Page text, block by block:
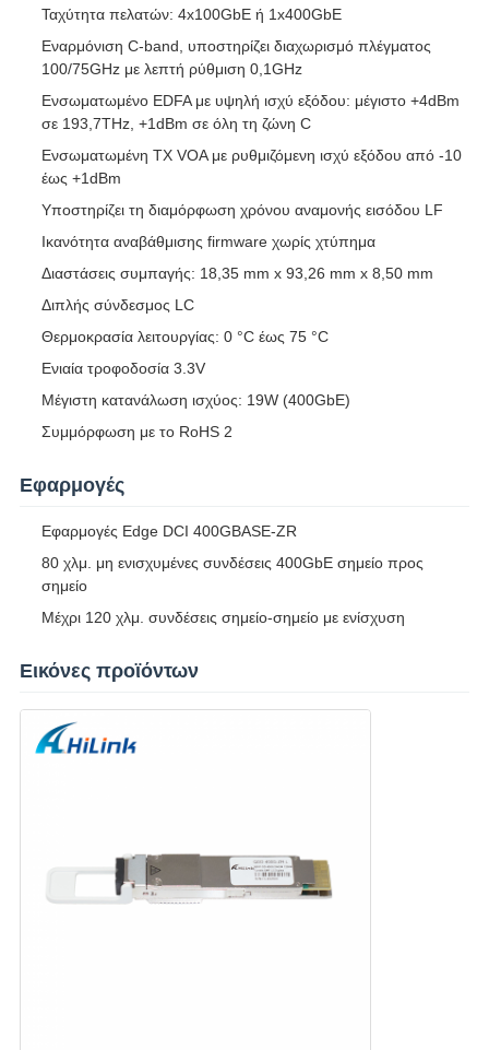
Ταχύτητα πελατών: 4x100GbE ή 1x400GbE
Εναρμόνιση C-band, υποστηρίζει διαχωρισμό πλέγματος
100/75GHz με λεπτή ρύθμιση 0,1GHz
Ενσωματωμένο EDFA με υψηλή ισχύ εξόδου: μέγιστο +4dBm
σε 193,7THz, +1dBm σε όλη τη ζώνη C
Ενσωματωμένη TX VOA με ρυθμιζόμενη ισχύ εξόδου από -10
έως +1dBm
Υποστηρίζει τη διαμόρφωση χρόνου αναμονής εισόδου LF
Ικανότητα αναβάθμισης firmware χωρίς χτύπημα
Διαστάσεις συμπαγής: 18,35 mm x 93,26 mm x 8,50 mm
Διπλής σύνδεσμος LC
Θερμοκρασία λειτουργίας: 0 °C έως 75 °C
Ενιαία τροφοδοσία 3.3V
Μέγιστη κατανάλωση ισχύος: 19W (400GbE)
Συμμόρφωση με το RoHS 2
Εφαρμογές
Εφαρμογές Edge DCI 400GBASE-ZR
80 χλμ. μη ενισχυμένες συνδέσεις 400GbE σημείο προς
σημείο
Μέχρι 120 χλμ. συνδέσεις σημείο-σημείο με ενίσχυση
Εικόνες προϊόντων